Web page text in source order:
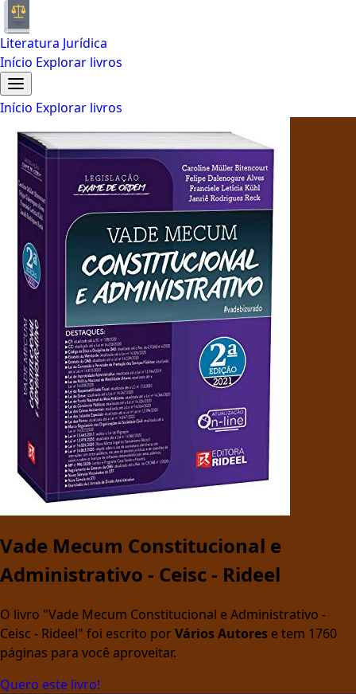
Literatura Jurídica
Início Explorar livros
Início Explorar livros
Vade Mecum Constitucional e
Administrativo - Ceisc - Rideel
O livro "Vade Mecum Constitucional e Administrativo -
Ceisc - Rideel" foi escrito porVários Autores e tem 1760
páginas para você aproveitar.
Quero este livro!